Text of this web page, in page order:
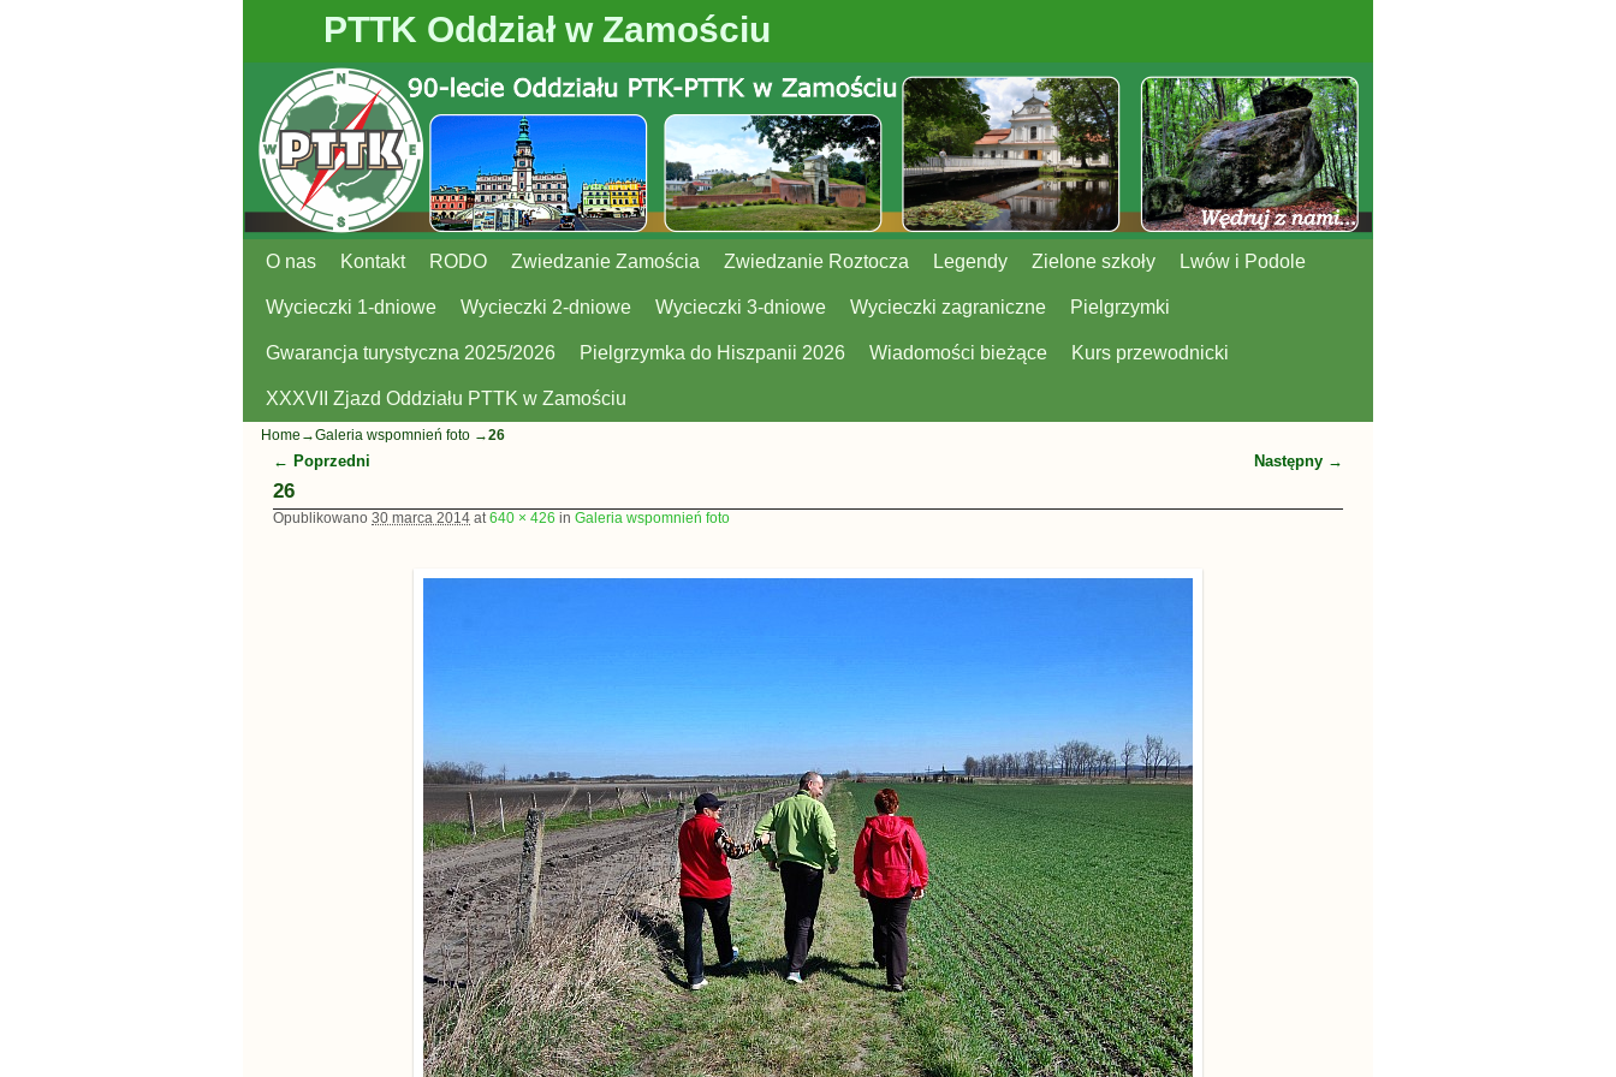
PTTK Oddział w Zamościu
Przejdź do głównej treści
Przejdź do
O nas Kontakt RODO Zwiedzanie Zamościa Zwiedzanie Roztocza Legendy Zielone szkoły Lwów i Podole
Wycieczki 1-dniowe Wycieczki 2-dniowe Wycieczki 3-dniowe Wycieczki zagraniczne Pielgrzymki
Gwarancja turystyczna 2025/2026 Pielgrzymka do Hiszpanii 2026 Wiadomości bieżące Kurs przewodnicki
XXXVII Zjazd Oddziału PTTK w Zamościu
Home →Galeria wspomnień foto →26
Nawigacja
← Poprzedni Następny →
26
Opublikowano 30 marca 2014 at 640 × 426 in Galeria wspomnień foto